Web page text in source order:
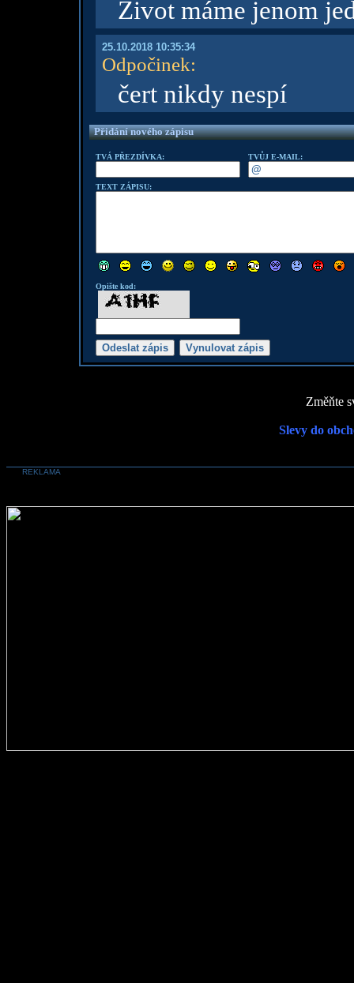
Život máme jenom
25.10.2018 10:35:34
Odpočinek:
čert nikdy nespí
Přidání nového zápisu
TVÁ PŘEZDÍVKA: TVŮJ E-MAIL:
TEXT ZÁPISU:
Opište kod:
Změňte
Slevy do
REKLAMA